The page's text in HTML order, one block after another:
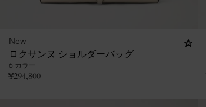
New
ロクサンヌ ショルダーバッグ
6 カラー
¥294,800